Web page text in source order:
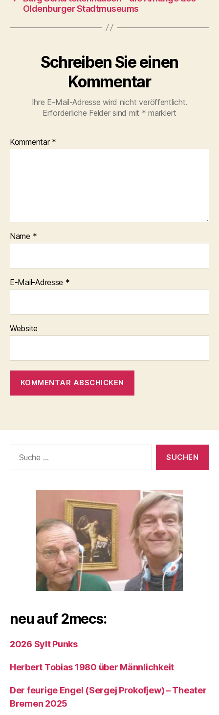
Oldenburger Stadtmuseums
Schreiben Sie einen
Kommentar
Ihre E-Mail-Adresse wird nicht veröffentlicht.
Erforderliche Felder sind mit * markiert
Kommentar *
Name *
E-Mail-Adresse *
Website
nach:
neu auf 2mecs:
2026 Sylt Punks
Herbert Tobias 1980 über Männlichkeit
Der feurige Engel (Sergej Prokofjew) – Theater
Bremen 2025